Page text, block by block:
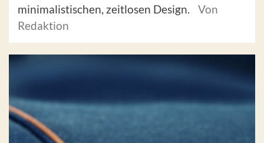
minimalistischen, zeitlosen Design.
Von
Redaktion